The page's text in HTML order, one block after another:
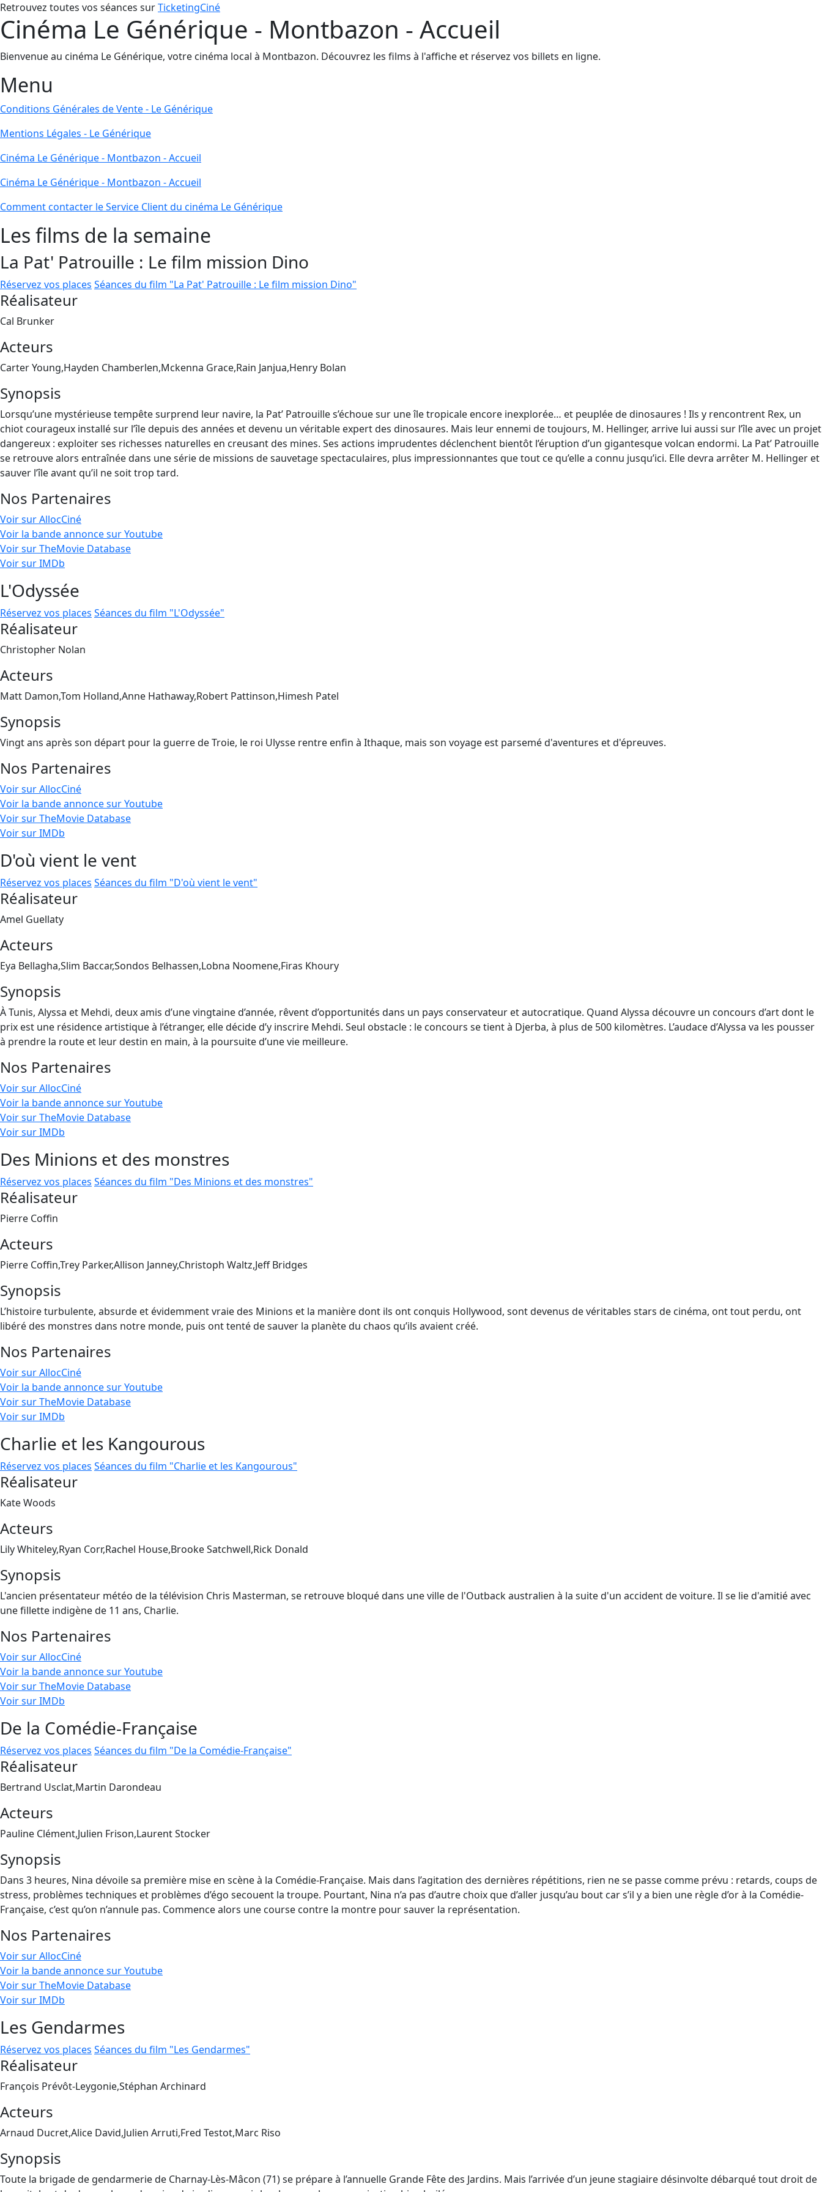
Retrouvez toutes vos séances surTicketingCiné
Cinéma Le Générique - Montbazon - Accueil
Bienvenue au cinéma Le Générique, votre cinéma local à Montbazon. Découvrez les films à l'affiche et réservez vos billets en ligne.
Menu
Conditions Générales de Vente - Le Générique
Mentions Légales - Le Générique
Cinéma Le Générique - Montbazon - Accueil
Cinéma Le Générique - Montbazon - Accueil
Comment contacter le Service Client du cinéma Le Générique
Les films de la semaine
La Pat' Patrouille : Le film mission Dino
Réservez vos places Séances du film "La Pat' Patrouille : Le film mission Dino"
Réalisateur
Cal Brunker
Acteurs
Carter Young,Hayden Chamberlen,Mckenna Grace,Rain Janjua,Henry Bolan
Synopsis
Lorsqu’une mystérieuse tempête surprend leur navire, la Pat’ Patrouille s’échoue sur une île tropicale encore inexplorée… et peuplée de dinosaures ! Ils y rencontrent Rex, un
chiot courageux installé sur l’île depuis des années et devenu un véritable expert des dinosaures. Mais leur ennemi de toujours, M. Hellinger, arrive lui aussi sur l’île avec un projet
dangereux : exploiter ses richesses naturelles en creusant des mines. Ses actions imprudentes déclenchent bientôt l’éruption d’un gigantesque volcan endormi. La Pat’ Patrouille
se retrouve alors entraînée dans une série de missions de sauvetage spectaculaires, plus impressionnantes que tout ce qu’elle a connu jusqu’ici. Elle devra arrêter M. Hellinger et
sauver l’île avant qu’il ne soit trop tard.
Nos Partenaires
Voir sur AllocCiné
Voir la bande annonce sur Youtube
Voir sur TheMovie Database
Voir sur IMDb
L'Odyssée
Réservez vos places Séances du film "L'Odyssée"
Réalisateur
Christopher Nolan
Acteurs
Matt Damon,Tom Holland,Anne Hathaway,Robert Pattinson,Himesh Patel
Synopsis
Vingt ans après son départ pour la guerre de Troie, le roi Ulysse rentre enfin à Ithaque, mais son voyage est parsemé d'aventures et d'épreuves.
Nos Partenaires
Voir sur AllocCiné
Voir la bande annonce sur Youtube
Voir sur TheMovie Database
Voir sur IMDb
D'où vient le vent
Réservez vos places Séances du film "D'où vient le vent"
Réalisateur
Amel Guellaty
Acteurs
Eya Bellagha,Slim Baccar,Sondos Belhassen,Lobna Noomene,Firas Khoury
Synopsis
À Tunis, Alyssa et Mehdi, deux amis d’une vingtaine d’année, rêvent d’opportunités dans un pays conservateur et autocratique. Quand Alyssa découvre un concours d’art dont le
prix est une résidence artistique à l’étranger, elle décide d’y inscrire Mehdi. Seul obstacle : le concours se tient à Djerba, à plus de 500 kilomètres. L’audace d’Alyssa va les pousser
à prendre la route et leur destin en main, à la poursuite d’une vie meilleure.
Nos Partenaires
Voir sur AllocCiné
Voir la bande annonce sur Youtube
Voir sur TheMovie Database
Voir sur IMDb
Des Minions et des monstres
Réservez vos places Séances du film "Des Minions et des monstres"
Réalisateur
Pierre Coffin
Acteurs
Pierre Coffin,Trey Parker,Allison Janney,Christoph Waltz,Jeff Bridges
Synopsis
L’histoire turbulente, absurde et évidemment vraie des Minions et la manière dont ils ont conquis Hollywood, sont devenus de véritables stars de cinéma, ont tout perdu, ont
libéré des monstres dans notre monde, puis ont tenté de sauver la planète du chaos qu’ils avaient créé.
Nos Partenaires
Voir sur AllocCiné
Voir la bande annonce sur Youtube
Voir sur TheMovie Database
Voir sur IMDb
Charlie et les Kangourous
Réservez vos places Séances du film "Charlie et les Kangourous"
Réalisateur
Kate Woods
Acteurs
Lily Whiteley,Ryan Corr,Rachel House,Brooke Satchwell,Rick Donald
Synopsis
L'ancien présentateur météo de la télévision Chris Masterman, se retrouve bloqué dans une ville de l'Outback australien à la suite d'un accident de voiture. Il se lie d'amitié avec
une fillette indigène de 11 ans, Charlie.
Nos Partenaires
Voir sur AllocCiné
Voir la bande annonce sur Youtube
Voir sur TheMovie Database
Voir sur IMDb
De la Comédie-Française
Réservez vos places Séances du film "De la Comédie-Française"
Réalisateur
Bertrand Usclat,Martin Darondeau
Acteurs
Pauline Clément,Julien Frison,Laurent Stocker
Synopsis
Dans 3 heures, Nina dévoile sa première mise en scène à la Comédie-Française. Mais dans l’agitation des dernières répétitions, rien ne se passe comme prévu : retards, coups de
stress, problèmes techniques et problèmes d’égo secouent la troupe. Pourtant, Nina n’a pas d’autre choix que d’aller jusqu’au bout car s’il y a bien une règle d’or à la Comédie-
Française, c’est qu’on n’annule pas. Commence alors une course contre la montre pour sauver la représentation.
Nos Partenaires
Voir sur AllocCiné
Voir la bande annonce sur Youtube
Voir sur TheMovie Database
Voir sur IMDb
Les Gendarmes
Réservez vos places Séances du film "Les Gendarmes"
Réalisateur
François Prévôt-Leygonie,Stéphan Archinard
Acteurs
Arnaud Ducret,Alice David,Julien Arruti,Fred Testot,Marc Riso
Synopsis
Toute la brigade de gendarmerie de Charnay-Lès-Mâcon (71) se prépare à l’annuelle Grande Fête des Jardins. Mais l’arrivée d’un jeune stagiaire désinvolte débarqué tout droit de